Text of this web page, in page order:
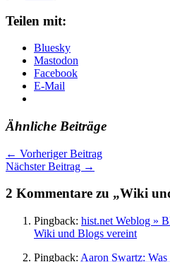
Teilen mit:
Bluesky
Mastodon
Facebook
E-Mail
Ähnliche Beiträge
← Vorheriger Beitrag
Nächster Beitrag →
2 Kommentare zu „Wiki
Pingback: hist.net Weblog »
Wiki und Blogs vereint
Pingback: Aaron Swartz: